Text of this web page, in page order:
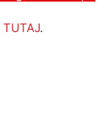
TUTAJ.